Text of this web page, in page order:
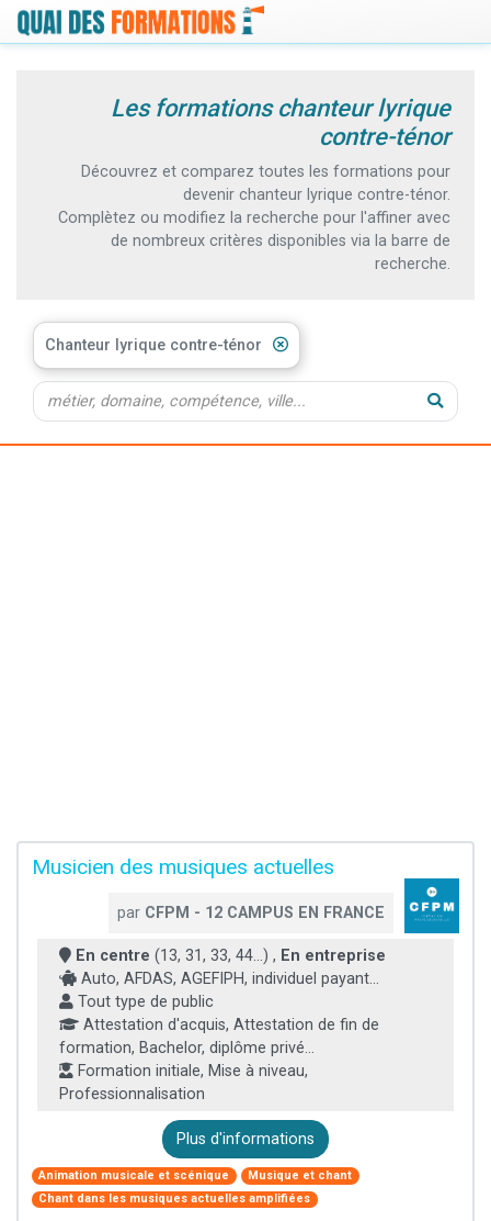
Les formations chanteur lyrique
contre-ténor
Découvrez et comparez toutes les formations pour
devenir chanteur lyrique contre-ténor.
Complètez ou modifiez la recherche pour l'affiner avec
de nombreux critères disponibles via la barre de
recherche.
Chanteur lyrique contre-ténor
Musicien des musiques actuelles
par CFPM - 12 CAMPUS EN FRANCE
En centre (13, 31, 33, 44...) , En entreprise
Auto, AFDAS, AGEFIPH, individuel payant...
Tout type de public
Attestation d'acquis, Attestation de fin de
formation, Bachelor, diplôme privé...
Formation initiale, Mise à niveau,
Professionnalisation
Plus d'informations
Animation musicale et scénique
Musique et chant
Chant dans les musiques actuelles amplifiées